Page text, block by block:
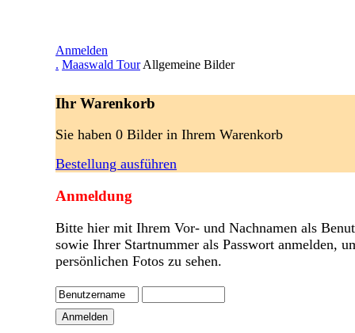
Anmelden
. Maaswald Tour Allgemeine Bilder
Ihr Warenkorb
Sie haben 0 Bilder in Ihrem Warenkorb
Bestellung ausführen
Anmeldung
Bitte hier mit Ihrem Vor- und Nachnamen als
sowie Ihrer Startnummer als Passwort anmelden,
persönlichen Fotos zu sehen.